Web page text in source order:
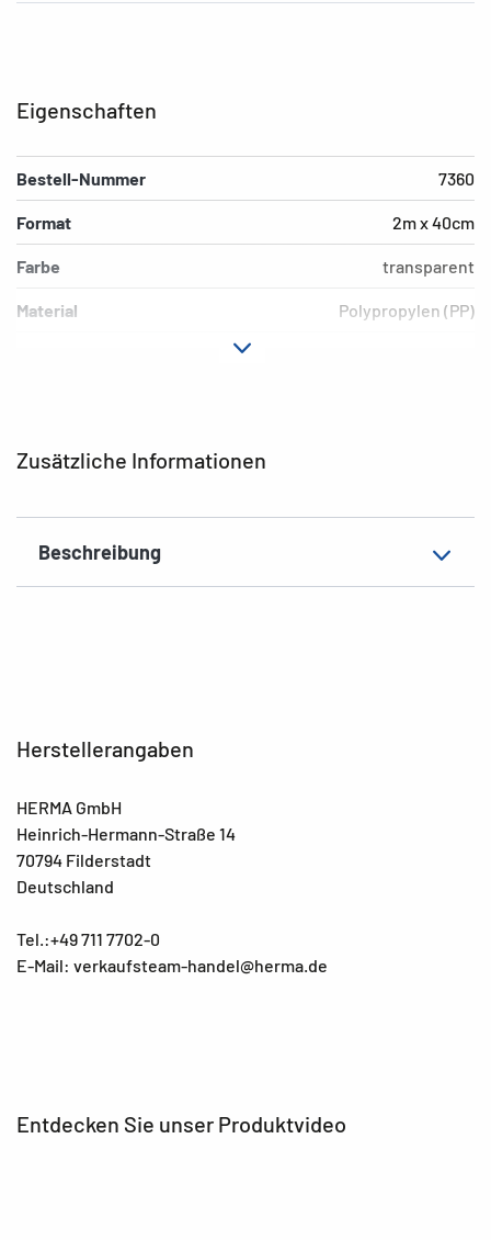
Zusätzliche Informationen
Beschreibung
Eigenschaften
Bestell-Nummer 7360
Format 2m x 40cm
Farbe transparent
Material Polypropylen (PP)
Herstellerangaben
HERMA GmbH
Heinrich-Hermann-Straße 14
70794 Filderstadt
Deutschland
Tel.:+49 711 7702-0
E-Mail: verkaufsteam-handel@herma.de
Entdecken Sie unser Produktvideo